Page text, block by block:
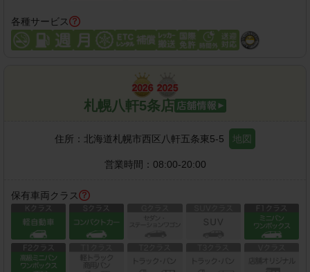
各種サービス
札幌八軒5条店
住所： 北海道札幌市西区八軒五条東5-5 地図
営業時間： 08:00-20:00
保有車両クラス